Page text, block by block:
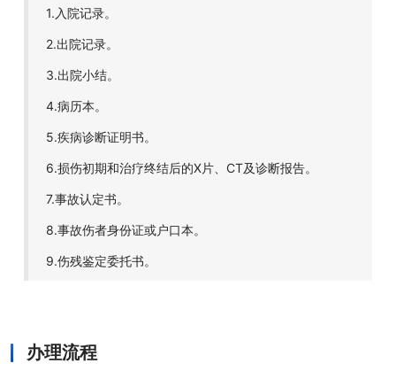
1.入院记录。
2.出院记录。
3.出院小结。
4.病历本。
5.疾病诊断证明书。
6.损伤初期和治疗终结后的X片、CT及诊断报告。
7.事故认定书。
8.事故伤者身份证或户口本。
9.伤残鉴定委托书。
办理流程